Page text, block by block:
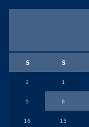
S
S
1
2
8
9
15
16